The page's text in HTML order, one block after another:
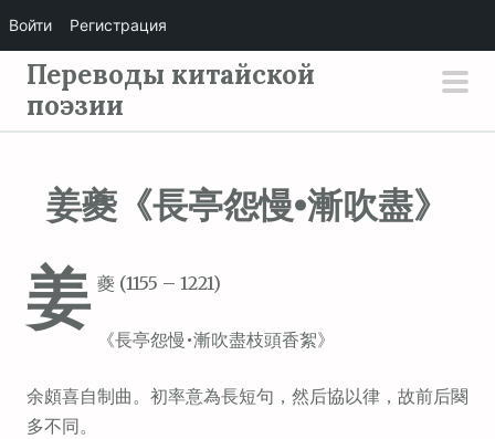
р
Переводы китайской
поэзии
姜夔《長亭怨慢•漸吹盡》
姜 夔 (1155 – 1221)
《長亭怨慢•漸吹盡枝頭香絮》
余頗喜自制曲。初率意為長短句，然后協以律，故前后闋
多不同。
Войти Регистрация